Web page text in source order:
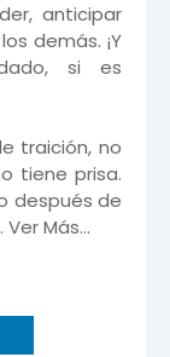
anticipar
demás. ¡Y
si es
traición, no
tiene prisa.
después de
Más…